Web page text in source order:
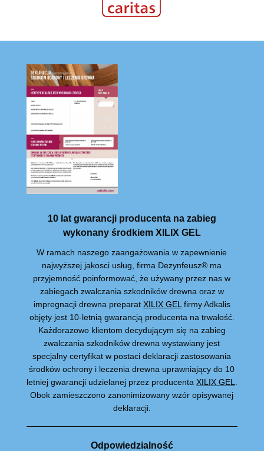
10 lat gwarancji producenta na zabieg
wykonany środkiem XILIX GEL
W ramach naszego zaangażowania w zapewnienie
najwyższej jakosci usług, firma Dezynfeusz® ma
przyjemność poinformować, że używany przez nas w
zabiegach zwalczania szkodników drewna oraz w
impregnacji drewna preparat XILIX GEL firmy Adkalis
objęty jest 10-letnią gwarancją producenta na trwałość.
Każdorazowo klientom decydującym się na zabieg
zwalczania szkodników drewna wystawiany jest
specjalny certyfikat w postaci deklaracji zastosowania
środków ochrony i leczenia drewna uprawniający do 10
letniej gwarancji udzielanej przez producenta XILIX GEL
Obok zamieszczono zanonimizowany wzór opisywanej
deklaracji.
Odpowiedzialność